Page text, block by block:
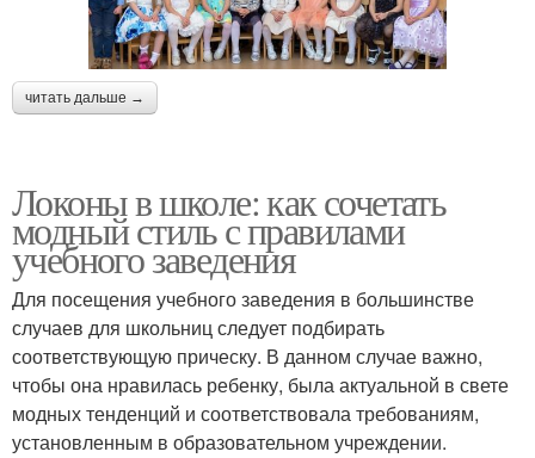
читать дальше →
Локоны в школе: как сочетать
модный стиль с правилами
учебного заведения
Для посещения учебного заведения в большинстве
случаев для школьниц следует подбирать
соответствующую прическу. В данном случае важно,
чтобы она нравилась ребенку, была актуальной в свете
модных тенденций и соответствовала требованиям,
установленным в образовательном учреждении.